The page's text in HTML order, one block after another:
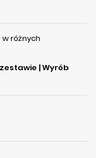
różnych
| Wyrób